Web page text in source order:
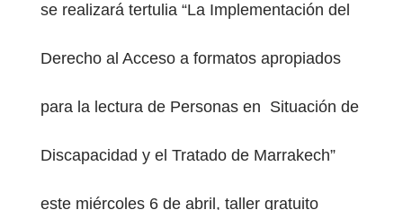
se realizará tertulia “La Implementación del
Derecho al Acceso a formatos apropiados
para la lectura de Personas en Situación de
Discapacidad y el Tratado de Marrakech”
este miércoles 6 de abril, taller gratuito